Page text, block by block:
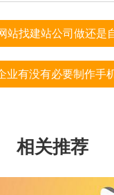
业有没有必要制作手
相关推荐